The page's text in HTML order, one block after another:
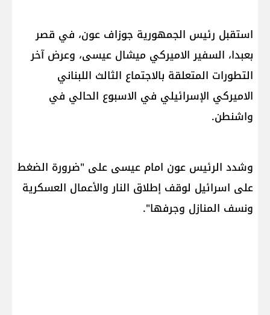
استقبل رئيس الجمهورية ​جوزاف عون​، في قصر
بعبدا، السفير الاميركي ​ميشال عيسى​، وعرض آخر
التطورات المتعلقة بالاجتماع الثالث اللبناني
الاميركي الإسرائيلي في الاسبوع الحالي في ​
واشنطن​.
وشدد الرئيس عون امام عيسى على "ضرورة الضغط
على اسرائيل لوقف إطلاق النار والأعمال العسكرية
ونسف المنازل وجرفها".